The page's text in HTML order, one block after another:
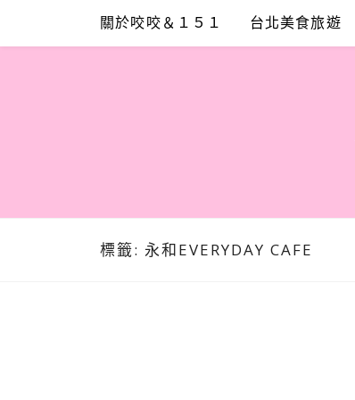
content
關於咬咬＆１５１ 台北美食旅遊
標籤: 永和EVERYDAY CAFE